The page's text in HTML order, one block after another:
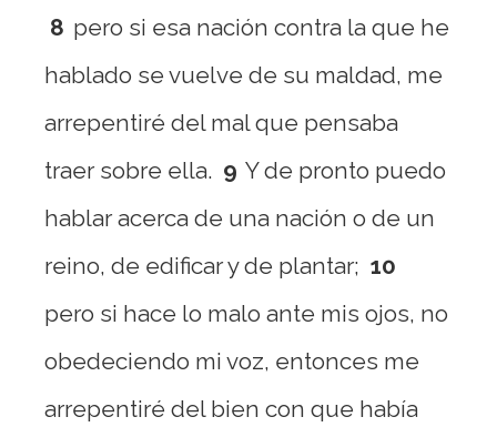
8 pero si esa nación contra la que he
hablado se vuelve de su maldad, me
arrepentiré del mal que pensaba
traer sobre ella. 9 Y de pronto puedo
hablar acerca de una nación o de un
reino, de edificar y de plantar; 10
pero si hace lo malo ante mis ojos, no
obedeciendo mi voz, entonces me
arrepentiré del bien con que había